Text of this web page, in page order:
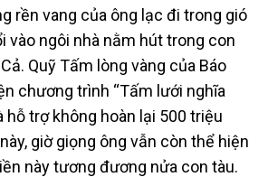
rền vang của ông lạc đi trong gió
vào ngôi nhà nằm hút trong con
Quỹ Tấm lòng vàng của Báo
chương trình “Tấm lưới nghĩa
hỗ trợ không hoàn lại 500 triệu
giờ giọng ông vẫn còn thể hiện
này tương đương nửa con tàu.